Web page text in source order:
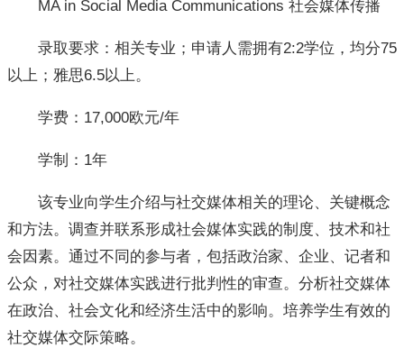
MA in Social Media Communications 社会媒体传播
录取要求：相关专业；申请人需拥有2:2学位，均分75
以上；雅思6.5以上。
学费：17,000欧元/年
学制：1年
该专业向学生介绍与社交媒体相关的理论、关键概念
和方法。调查并联系形成社会媒体实践的制度、技术和社
会因素。通过不同的参与者，包括政治家、企业、记者和
公众，对社交媒体实践进行批判性的审查。分析社交媒体
在政治、社会文化和经济生活中的影响。培养学生有效的
社交媒体交际策略。